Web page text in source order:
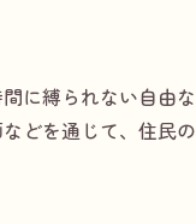
に縛られない自由な
どを通じて、住民の